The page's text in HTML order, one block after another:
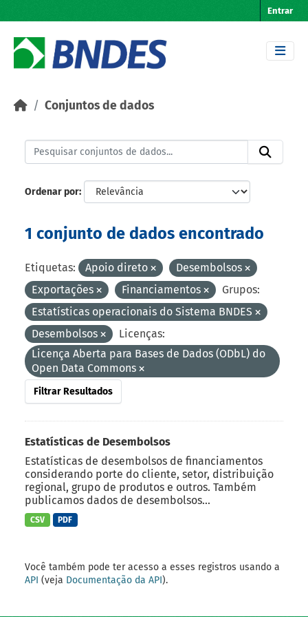
Entrar
Conjuntos de dados
Ordenar por
1 conjunto de dados encontrado
Etiquetas: Apoio direto
Desembolsos
Exportações
Financiamentos
Grupos:
Estatísticas operacionais do Sistema BNDES
Desembolsos
Licenças:
Licença Aberta para Bases de Dados (ODbL) do
Open Data Commons
Filtrar Resultados
Estatísticas de Desembolsos
Estatísticas de desembolsos de financiamentos
considerando porte do cliente, setor, distribuição
regional, grupo de produtos e outros. Também
publicamos dados de desembolsos...
CSV PDF
Você também pode ter acesso a esses registros usando a
API (veja Documentação da API).